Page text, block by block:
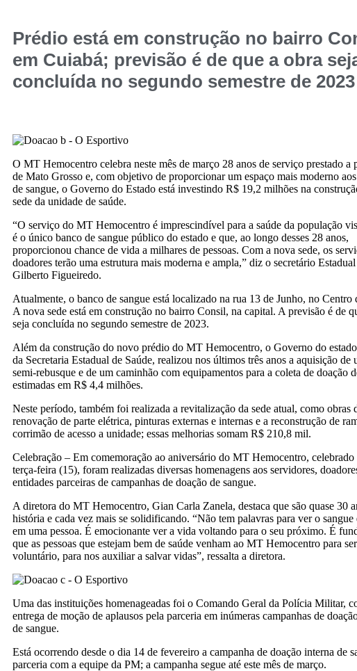
Prédio está em construção no bairro
em Cuiabá; previsão é de que a obra
concluída no segundo semestre de 2023
O MT Hemocentro celebra neste mês de março 28 anos de serviço prestado a
de Mato Grosso e, com objetivo de proporcionar um espaço mais moderno
de sangue, o Governo do Estado está investindo R$ 19,2 milhões na
sede da unidade de saúde.
“O serviço do MT Hemocentro é imprescindível para a saúde da população
é o único banco de sangue público do estado e que, ao longo desses 28 anos,
proporcionou chance de vida a milhares de pessoas. Com a nova sede, os
doadores terão uma estrutura mais moderna e ampla,” diz o secretário
Gilberto Figueiredo.
Atualmente, o banco de sangue está localizado na rua 13 de Junho, no Centro
A nova sede está em construção no bairro Consil, na capital. A previsão é de
seja concluída no segundo semestre de 2023.
Além da construção do novo prédio do MT Hemocentro, o Governo do
da Secretaria Estadual de Saúde, realizou nos últimos três anos a aquisição de
semi-rebusque e de um caminhão com equipamentos para a coleta de doação
estimadas em R$ 4,4 milhões.
Neste período, também foi realizada a revitalização da sede atual, como obras
renovação de parte elétrica, pinturas externas e internas e a reconstrução de
corrimão de acesso a unidade; essas melhorias somam R$ 210,8 mil.
Celebração – Em comemoração ao aniversário do MT Hemocentro, celebrado
terça-feira (15), foram realizadas diversas homenagens aos servidores,
entidades parceiras de campanhas de doação de sangue.
A diretora do MT Hemocentro, Gian Carla Zanela, destaca que são quase 30
história e cada vez mais se solidificando. “Não tem palavras para ver o sangue
em uma pessoa. É emocionante ver a vida voltando para o seu próximo. É
que as pessoas que estejam bem de saúde venham ao MT Hemocentro para
voluntário, para nos auxiliar a salvar vidas”, ressalta a diretora.
Uma das instituições homenageadas foi o Comando Geral da Polícia Militar,
entrega de moção de aplausos pela parceria em inúmeras campanhas de
de sangue.
Está ocorrendo desde o dia 14 de fevereiro a campanha de doação interna de
parceria com a equipe da PM; a campanha segue até este mês de março.